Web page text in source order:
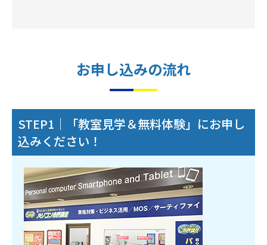
お申し込みの流れ
STEP1｜「教室見学＆無料体験」にお申し
込みください！